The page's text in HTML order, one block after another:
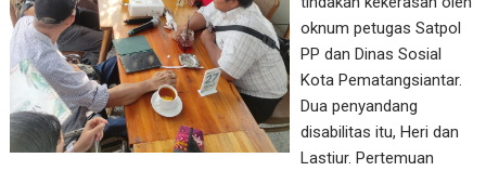
oknum petugas Satpol
PP dan Dinas Sosial
Kota Pematangsiantar.
Dua penyandang
disabilitas itu, Heri dan
Lastiur. Pertemuan